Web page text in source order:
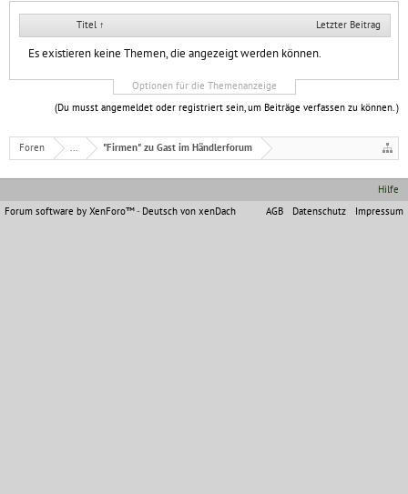
Titel ↑ Letzter Beitrag
Es existieren keine Themen, die angezeigt werden können.
Optionen für die Themenanzeige
(Du musst angemeldet oder registriert sein, um Beiträge verfassen zu können. )
Foren ... "Firmen" zu Gast im Händlerforum
Hilfe
AGB
Datenschutz Impressum
Forum software by XenForo™- Deutsch von xenDach